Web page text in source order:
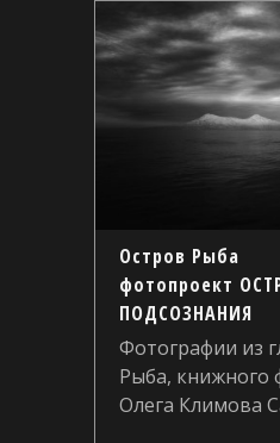
Остров Рыба
фотопроект
ПОДСОЗНАНИЯ
Фотографии из
Рыба, книжного
Олега Климова